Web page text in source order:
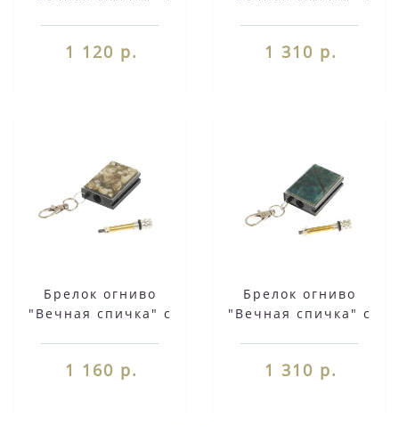
129296
1 120 р.
аппатит2,8х1,3х5 см
1 310 р.
Брелок огниво
"Вечная спичка" с
1 160 р.
Брелок огниво
"Вечная спичка" с
2,8х1,3х5 см 129300
1 310 р.